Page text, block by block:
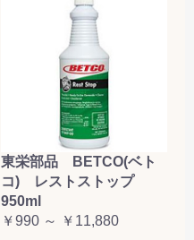
東栄部品 BETCO(ベト
コ) レストストップ
950ml
￥990 ～ ￥11,880